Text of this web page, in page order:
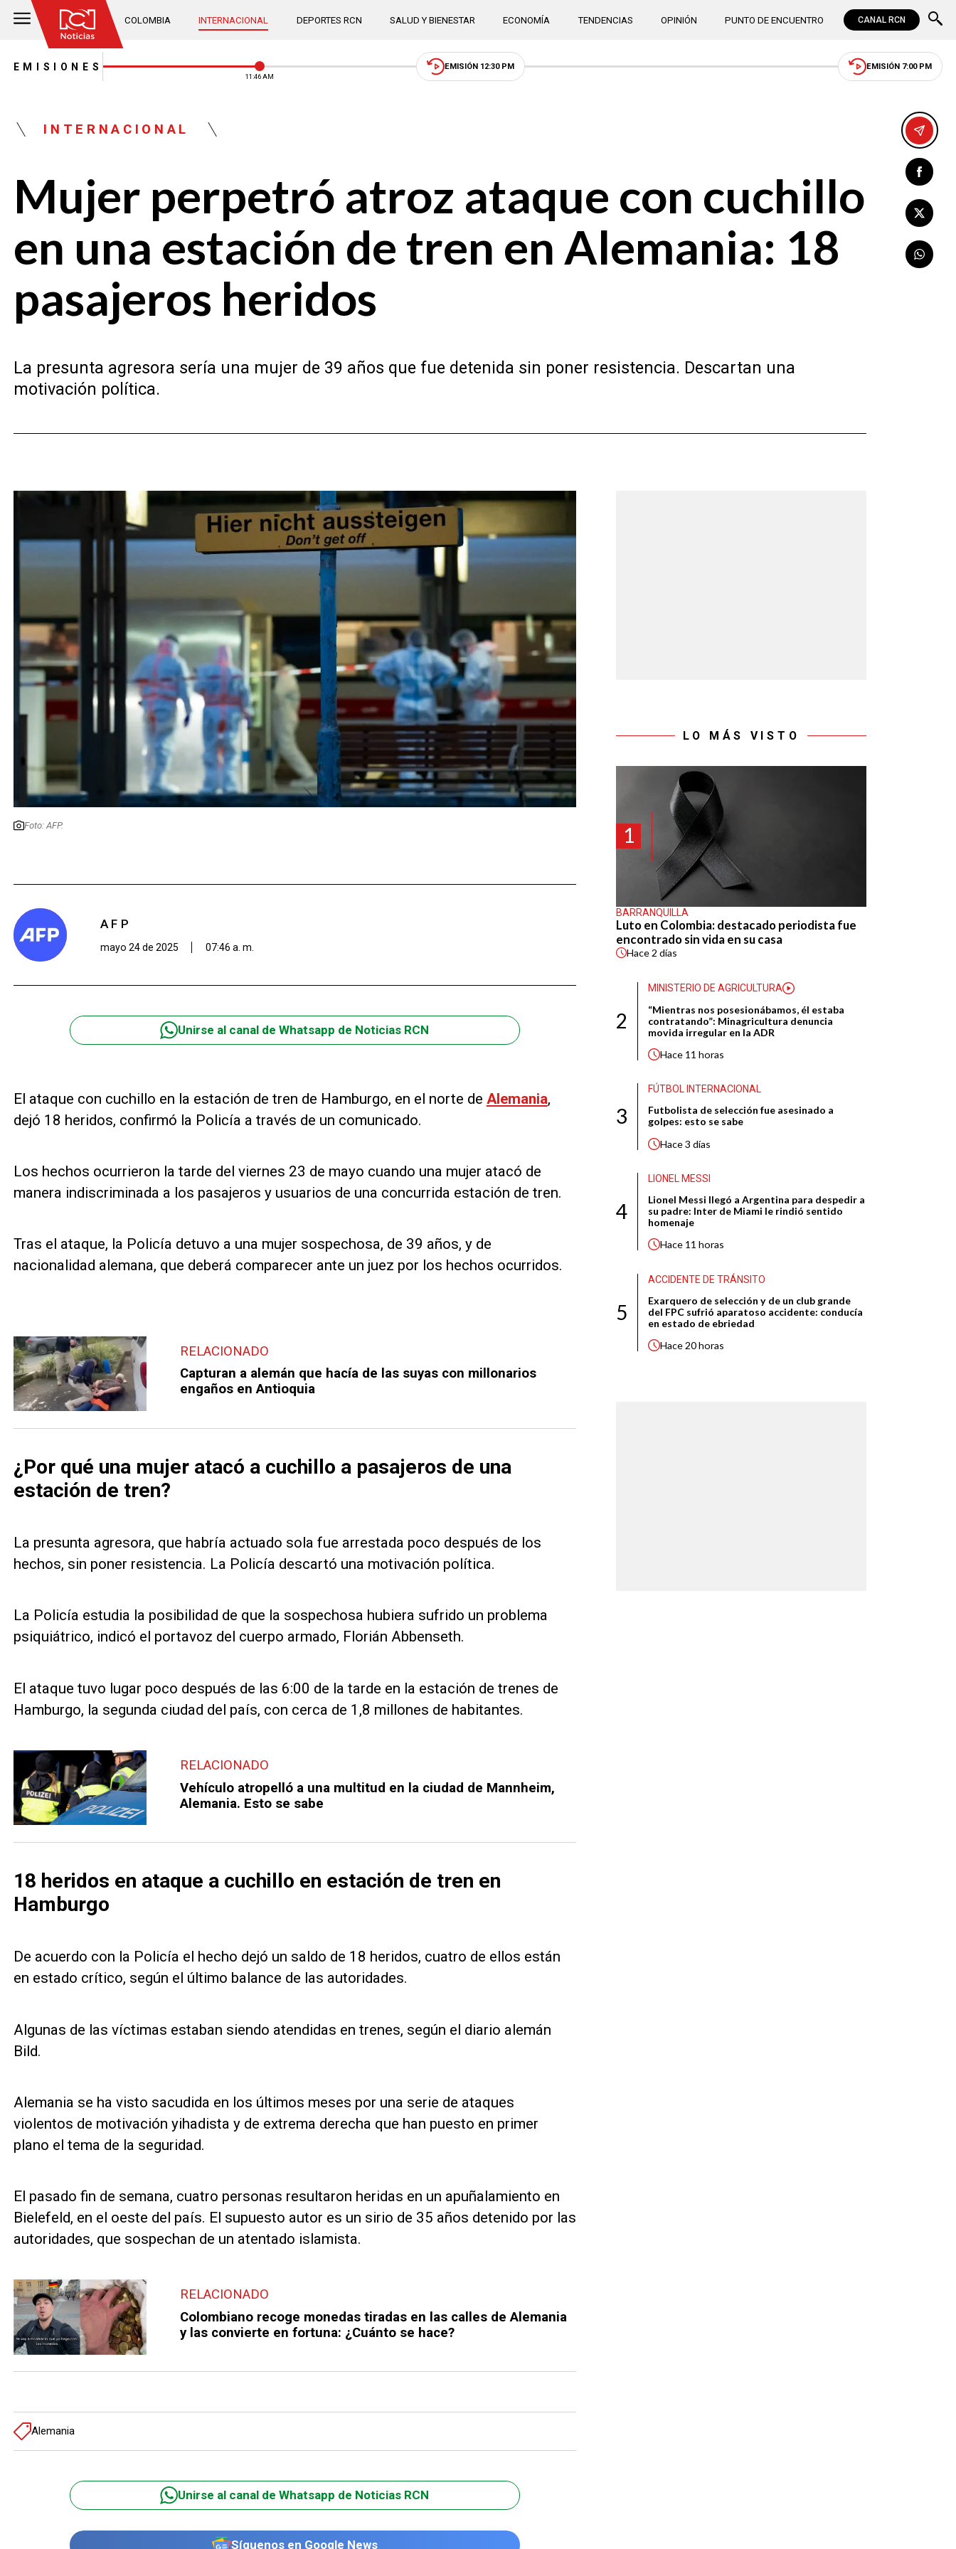
COLOMBIA INTERNACIONAL DEPORTES RCN SALUD Y BIENESTAR ECONOMÍA TENDENCIAS OPINIÓN PUNTO DE ENCUENTRO CANAL RCN
EMISIONES
11:46 AM
EMISIÓN 12:30 PM EMISIÓN 7:00 PM
INTERNACIONAL
Mujer perpetró atroz ataque con cuchillo
en una estación de tren en Alemania: 18
pasajeros heridos
La presunta agresora sería una mujer de 39 años que fue detenida sin poner resistencia. Descartan una
motivación política.
Foto: AFP.
AFP
mayo 24 de 2025 07:46 a. m.
Unirse al canal de Whatsapp de Noticias RCN
El ataque con cuchillo en la estación de tren de Hamburgo, en el norte de Alemania,
dejó 18 heridos, confirmó la Policía a través de un comunicado.
Los hechos ocurrieron la tarde del viernes 23 de mayo cuando una mujer atacó de
manera indiscriminada a los pasajeros y usuarios de una concurrida estación de tren.
Tras el ataque, la Policía detuvo a una mujer sospechosa, de 39 años, y de
nacionalidad alemana, que deberá comparecer ante un juez por los hechos ocurridos.
RELACIONADO
Capturan a alemán que hacía de las suyas con millonarios
engaños en Antioquia
¿Por qué una mujer atacó a cuchillo a pasajeros de una
estación de tren?
La presunta agresora, que habría actuado sola fue arrestada poco después de los
hechos, sin poner resistencia. La Policía descartó una motivación política.
La Policía estudia la posibilidad de que la sospechosa hubiera sufrido un problema
psiquiátrico, indicó el portavoz del cuerpo armado, Florián Abbenseth.
El ataque tuvo lugar poco después de las 6:00 de la tarde en la estación de trenes de
Hamburgo, la segunda ciudad del país, con cerca de 1,8 millones de habitantes.
RELACIONADO
Vehículo atropelló a una multitud en la ciudad de Mannheim,
Alemania. Esto se sabe
18 heridos en ataque a cuchillo en estación de tren en
Hamburgo
De acuerdo con la Policía el hecho dejó un saldo de 18 heridos, cuatro de ellos están
en estado crítico, según el último balance de las autoridades.
Algunas de las víctimas estaban siendo atendidas en trenes, según el diario alemán
Bild.
Alemania se ha visto sacudida en los últimos meses por una serie de ataques
violentos de motivación yihadista y de extrema derecha que han puesto en primer
plano el tema de la seguridad.
El pasado fin de semana, cuatro personas resultaron heridas en un apuñalamiento en
Bielefeld, en el oeste del país. El supuesto autor es un sirio de 35 años detenido por las
autoridades, que sospechan de un atentado islamista.
RELACIONADO
Colombiano recoge monedas tiradas en las calles de Alemania
y las convierte en fortuna: ¿Cuánto se hace?
Alemania
Unirse al canal de Whatsapp de Noticias RCN
Síguenos en Google News
LO MÁS VISTO
1
BARRANQUILLA
Luto en Colombia: destacado periodista fue
encontrado sin vida en su casa
Hace2 días
2
MINISTERIO DE AGRICULTURA
“Mientras nos posesionábamos, él estaba
contratando”: Minagricultura denuncia
movida irregular en la ADR
Hace 11 horas
3
FÚTBOL INTERNACIONAL
Futbolista de selección fue asesinado a
golpes: esto se sabe
Hace3 días
4
LIONEL MESSI
Lionel Messi llegó a Argentina para despedir a
su padre: Inter de Miami le rindió sentido
homenaje
Hace 11 horas
5
ACCIDENTE DE TRÁNSITO
Exarquero de selección y de un club grande
del FPC sufrió aparatoso accidente: conducía
en estado de ebriedad
Hace20 horas